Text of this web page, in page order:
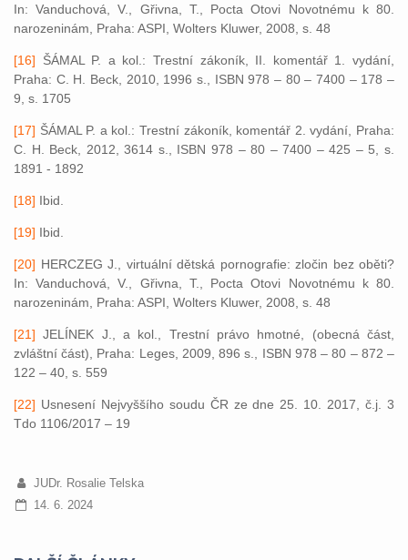
In: Vanduchová, V., Gřivna, T., Pocta Otovi Novotnému k 80.
narozeninám, Praha: ASPI, Wolters Kluwer, 2008, s. 48
[16] ŠÁMAL P. a kol.: Trestní zákoník, II. komentář 1. vydání,
Praha: C. H. Beck, 2010, 1996 s., ISBN 978 – 80 – 7400 – 178 –
9, s. 1705
[17] ŠÁMAL P. a kol.: Trestní zákoník, komentář 2. vydání, Praha:
C. H. Beck, 2012, 3614 s., ISBN 978 – 80 – 7400 – 425 – 5, s.
1891 - 1892
[18] Ibid.
[19] Ibid.
[20] HERCZEG J., virtuální dětská pornografie: zločin bez oběti?
In: Vanduchová, V., Gřivna, T., Pocta Otovi Novotnému k 80.
narozeninám, Praha: ASPI, Wolters Kluwer, 2008, s. 48
[21] JELÍNEK J., a kol., Trestní právo hmotné, (obecná část,
zvláštní část), Praha: Leges, 2009, 896 s., ISBN 978 – 80 – 872 –
122 – 40, s. 559
[22] Usnesení Nejvyššího soudu ČR ze dne 25. 10. 2017, č.j. 3
Tdo 1106/2017 – 19
JUDr. Rosalie Telska
14. 6. 2024